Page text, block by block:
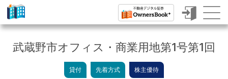
ク
ラ
武蔵野市オフィス・商業用地第1号第1回
貸付 先着方式 株主優待